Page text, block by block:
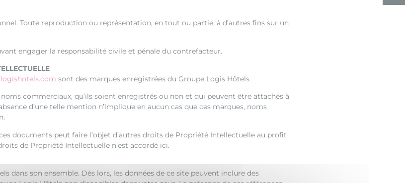
Toute reproduction ou représentation, en tout ou partie, à d’autres fins sur un
engager la responsabilité civile et pénale du contrefacteur.
sont des marques enregistrées du Groupe Logis Hôtels.
commerciaux, qu’ils soient enregistrés ou non et qui peuvent être attachés à
d’une telle mention n’implique en aucun cas que ces marques, noms
documents peut faire l’objet d’autres droits de Propriété Intellectuelle au profit
de Propriété Intellectuelle n’est accordé ici.
dans son ensemble. Dès lors, les données de ce site peuvent inclure des